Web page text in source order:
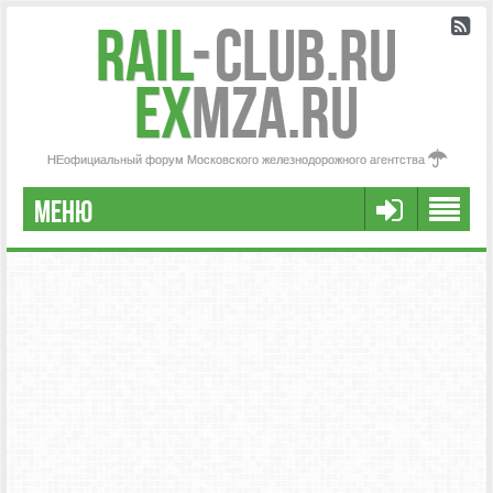
Rail-Club.RU
exMZA.RU
НЕофициальный форум Московского железнодорожного агентства
МЕНЮ
РЕГИСТРАЦИЯ